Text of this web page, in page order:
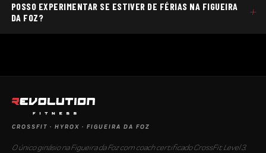
POSSO EXPERIMENTAR SE ESTIVER DE FÉRIAS NA FIGUEIRA
DA FOZ?
+
CROSSFIT · HYROX · FIGUEIRA DA FOZ
O único ginásio na Figueira da Foz com coach certificado CrossFit Level 3.